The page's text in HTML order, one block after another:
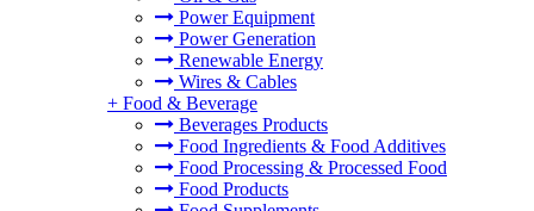
Power Equipment
Power Generation
Renewable Energy
Wires & Cables
+ Food & Beverage
Beverages Products
Food Ingredients & Food Additives
Food Processing & Processed Food
Food Products